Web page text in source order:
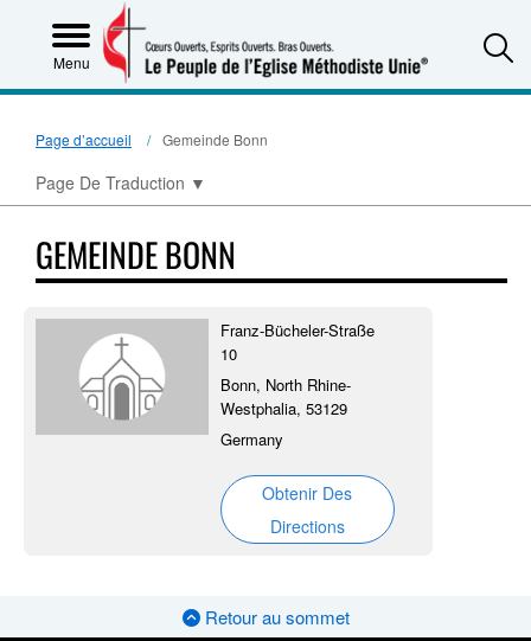
Menu
Page d’accueil Gemeinde Bonn
Page De Traduction ▼
GEMEINDE BONN
Franz-Bücheler-Straße
10
Bonn, North Rhine-
Westphalia, 53129
Germany
Obtenir Des
Directions
Retour au sommet